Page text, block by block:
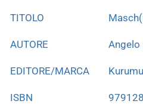
TITOLO
AUTORE Angelo
EDITORE/MARCA
ISBN